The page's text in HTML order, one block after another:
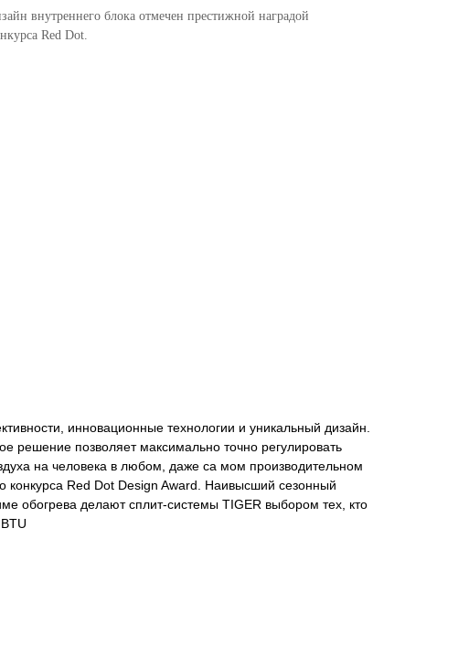
внутреннего блока отмечен престижной наградой
Red Dot.
инновационные технологии и уникальный дизайн.
позволяет максимально точно регулировать
на человека в любом, даже са мом производительном
конкурса Red Dot Design Award. Наивысший сезонный
обогрева делают сплит-системы TIGER выбором тех, кто